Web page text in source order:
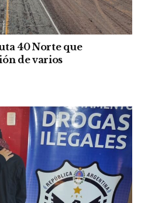
40 Norte que
de varios